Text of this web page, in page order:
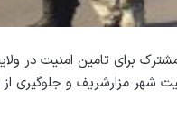
براى تامين امنيت در
شهر مزارشريف و جلوگيرى